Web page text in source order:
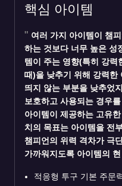
핵심 아이템
여러 가지 아이템이 챔
하는 것보다 너무 높은 성
템이 주는 영향(특히 강력
때)을 낮추기 위해 강력한
띄지 않는 부분을 낮추었
보호하고 사용되는 경우
아이템이 제공하는 고유
치의 목표는 아이템을 전
챔피언의 위력 격차가 극
가까워지도록 아이템의
적응형 투구 기본 주문